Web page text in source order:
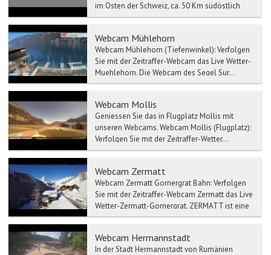
im Osten der Schweiz, ca. 50 Km südöstlich
von Zürich auf 437...
Webcam Mühlehorn
Webcam Mühlehorn (Tiefenwinkel): Verfolgen
Sie mit der Zeitraffer-Webcam das Live Wetter-
Muehlehorn. Die Webcam des Segel Sur...
Webcam Mollis
Geniessen Sie das in Flugplatz Mollis mit
unseren Webcams. Webcam Mollis (Flugplatz):
Verfolgen Sie mit der Zeitraffer-Wetter...
Webcam Zermatt
Webcam Zermatt Gornergrat Bahn: Verfolgen
Sie mit der Zeitraffer-Webcam Zermatt das Live
Wetter-Zermatt-Gornergrat. ZERMATT ist eine
...
Webcam Hermannstadt
In der Stadt Hermannstadt von Rumänien